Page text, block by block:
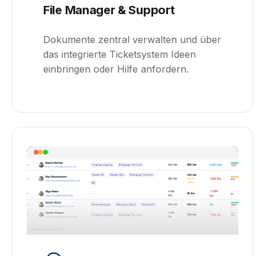
File Manager & Support
Dokumente zentral verwalten und über
das integrierte Ticketsystem Ideen
einbringen oder Hilfe anfordern.